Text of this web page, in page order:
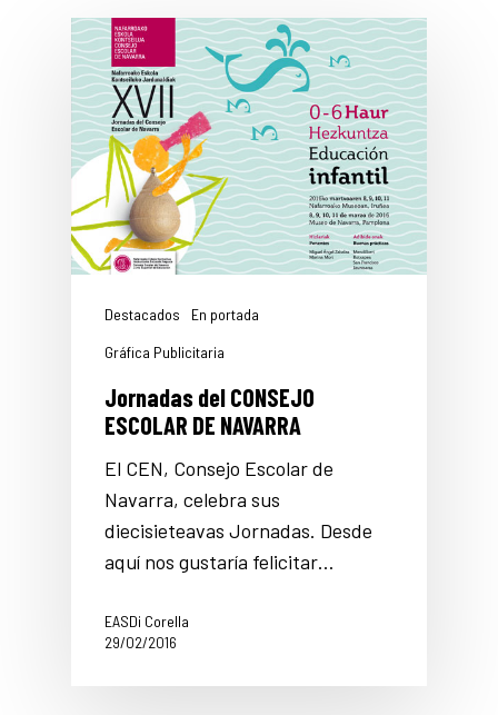
Destacados
En portada
Gráfica Publicitaria
Jornadas del CONSEJO
ESCOLAR DE NAVARRA
El CEN, Consejo Escolar de
Navarra, celebra sus
diecisieteavas Jornadas. Desde
aquí nos gustaría felicitar…
EASDi Corella
29/02/2016